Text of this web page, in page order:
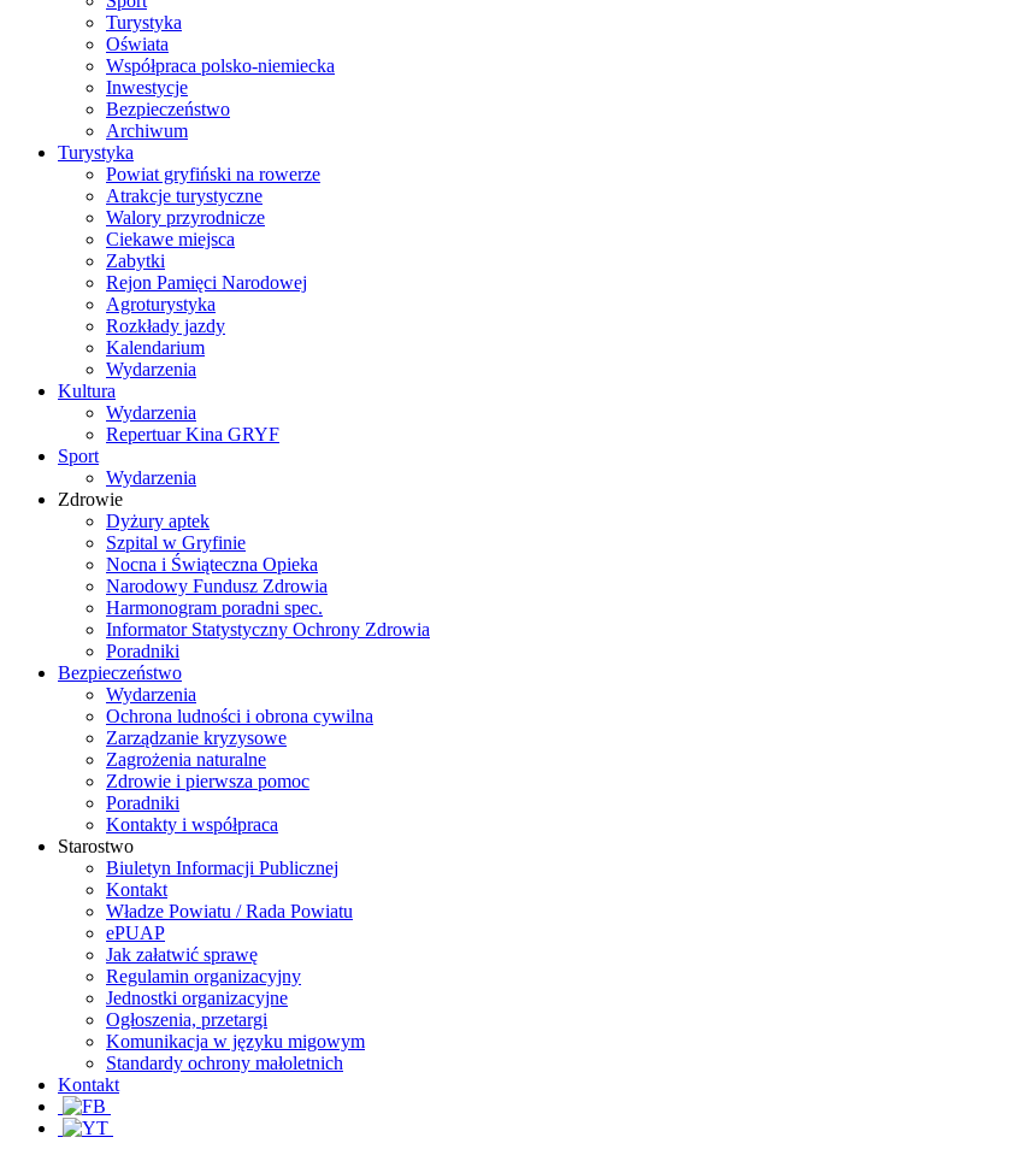
Turystyka
Oświata
Współpraca polsko-niemiecka
Inwestycje
Bezpieczeństwo
Archiwum
Turystyka
Powiat gryfiński na rowerze
Atrakcje turystyczne
Walory przyrodnicze
Ciekawe miejsca
Zabytki
Rejon Pamięci Narodowej
Agroturystyka
Rozkłady jazdy
Kalendarium
Wydarzenia
Kultura
Wydarzenia
Repertuar Kina GRYF
Sport
Wydarzenia
Zdrowie
Dyżury aptek
Szpital w Gryfinie
Nocna i Świąteczna Opieka
Narodowy Fundusz Zdrowia
Harmonogram poradni spec.
Informator Statystyczny Ochrony Zdrowia
Poradniki
Bezpieczeństwo
Wydarzenia
Ochrona ludności i obrona cywilna
Zarządzanie kryzysowe
Zagrożenia naturalne
Zdrowie i pierwsza pomoc
Poradniki
Kontakty i współpraca
Starostwo
Biuletyn Informacji Publicznej
Kontakt
Władze Powiatu / Rada Powiatu
ePUAP
Jak załatwić sprawę
Regulamin organizacyjny
Jednostki organizacyjne
Ogłoszenia, przetargi
Komunikacja w języku migowym
Standardy ochrony małoletnich
Kontakt